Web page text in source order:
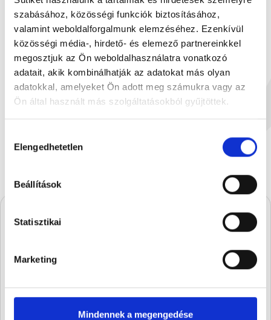
szabásához, közösségi funkciók biztosításához,
valamint weboldalforgalmunk elemzéséhez. Ezenkívül
közösségi média-, hirdető- és elemező partnereinkkel
megosztjuk az Ön weboldalhasználatra vonatkozó
adatait, akik kombinálhatják az adatokat más olyan
adatokkal, amelyeket Ön adott meg számukra vagy az
Ön által használt más szolgáltatásokból gyűjtöttek.
kiválasztása
Elengedhetetlen
Beállítások
Statisztikai
Marketing
Mindennek a megengedése
ÚJ
Szilvás Betyár tasakban 13...
135 g
2 399 Ft
8 szögletű
készül valami.
szezon legédesebb újdonságairól.